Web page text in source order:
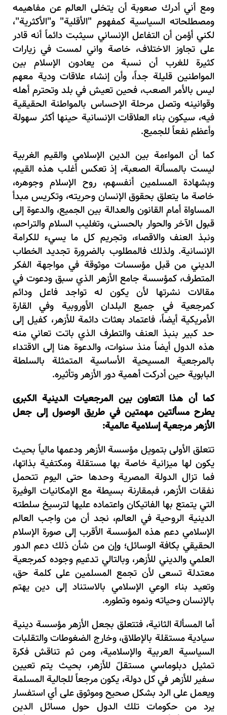
ومع أني أدرك صعوبة أن يتخلى العالم عن مفاهيمه
ومصطلحاته السياسية كمفهوم "الأقلية" و"الأكثرية"،
لكني أؤمن أن التفاعل الإنساني سيثبت دائماً أنه قادر
على تجاوز الاختلاف، خاصة واني لمست في زيارات
كثيرة للغرب أن نسبة من يعادون الإسلام بين
المواطنين قليلة جداً، وأن إنشاء علاقات ودية معهم
ليس بالأمر الصعب، فحين تعيش في بلد وتحترم أهله
وقوانينه وتصل مرحلة الإحساس بالمواطنة الحقيقية
فيه، سيكون بناء العلاقات الإنسانية حينها أكثر سهولة
وأعظم نفعاً للجميع.
كما أن المواءمة بين الدين الإسلامي والقيم الغربية
ليست بالمسألة الصعبة، إذ تعكس أغلب هذه القيم،
وبشهادة المسلمين أنفسهم، روح الإسلام وجوهره،
خاصة ما يتعلق بحقوق الإنسان وحريته، وتكريس مبدأ
المساواة أمام القانون والعدالة بين الجميع، والدعوة إلى
قبول الآخر والحوار بالحسنى، وتغليب السلام والتراحم،
ونبذ العنف والاقصاء، وتجريم كل ما يسيء للكرامة
الإنسانية. ولذلك فالمطلوب بالضرورة تجديد الخطاب
الديني من قبل مؤسسات موثوقة في مواجهة الفكر
المتطرف، كمؤسسة جامع الأزهر الذي سبق ودعوت في
مقالات نشرتها لأن يكون له تواجد فاعل ودائم
كمرجعية في جميع البلدان الأوروبية وفي القارة
الأمريكية أيضاً، فاعتماد بعثات دائمة للأزهر، كفيل إلى
حد كبير بنبذ العنف والتطرف الذي باتت تعاني منه
هذه الدول أيضاً منذ سنوات، والدعوة هنا إلى الاقتداء
بالمرجعية المسيحية الأساسية المتمثلة بالسلطة
البابوية حين أدركت أهمية دور الأزهر وتأثيره.
كما أن هذا التعاون بين المرجعيات الدينية الكبرى
يطرح مسألتين مهمتين في طريق الوصول إلى جعل
الأزهر مرجعية إسلامية عالمية:
تتعلق الأولى بتمويل مؤسسة الأزهر ودعمها مالياً بحيث
يكون لها ميزانية خاصة بها مستقلة ومكتفية بذاتها،
فما تزال الدولة المصرية وحدها حتى اليوم تتحمل
نفقات الأزهر، فبمقارنة بسيطة مع الإمكانيات الوفيرة
التي يتمتع بها الفاتيكان واعتماده عليها لترسيخ سلطته
الدينية الروحية في العالم، نجد أن من واجب العالم
الإسلامي دعم هذه المؤسسة الأقرب إلى صورة الإسلام
الحقيقي بكافة الوسائل؛ وإن من شأن ذلك دعم الدور
العلمي والديني للأزهر، وبالتالي تدعيم وجوده كمرجعية
معتدلة تسعى لأن تجمع المسلمين على كلمة حق،
وتعيد بناء الوعي الإسلامي بالاستناد إلى دين يهتم
بالإنسان وحياته ونموه وتطوره.
أما المسألة الثانية، فتتعلق بجعل الأزهر مؤسسة دينية
سيادية مستقلة بالإطلاق، وخارج الضغوطات والتقلبات
السياسية العربية والإسلامية، ومن ثم تناقش فكرة
تمثيل دبلوماسي مستقلّ للأزهر، بحيث يتم تعيين
سفير للأزهر في كل دولة، يكون مرجعاً للجالية المسلمة
ويعمل على الرد بشكل صحيح وموثوق على أي استفسار
يرد من حكومات تلك الدول حول مسائل الدين